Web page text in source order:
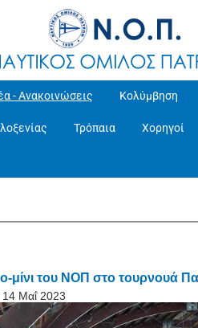
- Ανακοινώσεις Κολύμβηση
Τρόπαια Χορηγοί
μίνι του ΝΟΠ στο τουρνουά
14 Μαΐ 2023